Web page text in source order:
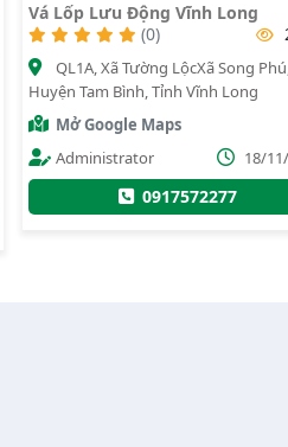
Vá Lốp Lưu Động Vĩnh Long
(0)
QL1A, Xã Tường LộcXã Song
Huyện Tam Bình, Tỉnh Vĩnh Long
Mở Google Maps
Administrator
18/
0917572277